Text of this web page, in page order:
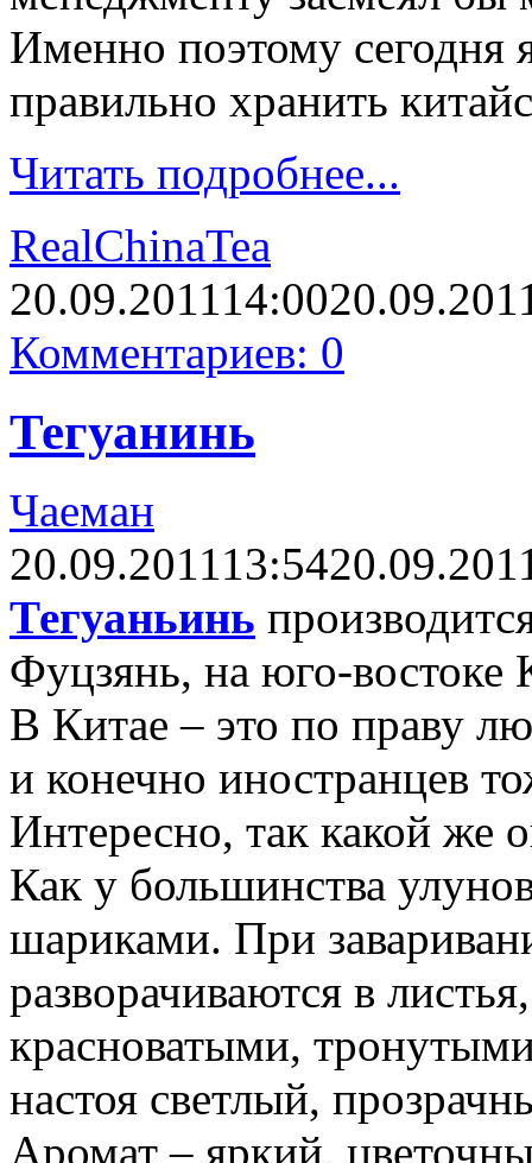
Именно поэтому сегодня
правильно хранить
Читать подробнее...
RealChinaTea
20.09.201114:00
Комментариев: 0
Тегуанинь
Чаеман
20.09.201113:54
Тегуаньинь
Фуцзянь, на юго-востоке
В Китае – это по праву
и конечно иностранцев
Интересно, так какой же
Как у большинства
шариками. При
разворачиваются в
красноватыми,
настоя светлый,
Аромат – яркий,